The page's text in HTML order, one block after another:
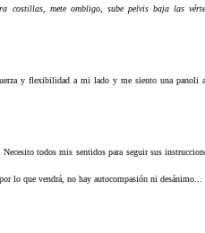
costillas, mete ombligo, sube pelvis baja las
y flexibilidad a mi lado y me siento una panoli
todos mis sentidos para seguir sus
lo que vendrá, no hay autocompasión ni desánimo...